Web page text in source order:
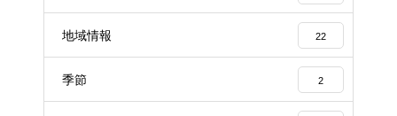
地域情報 22
季節 2